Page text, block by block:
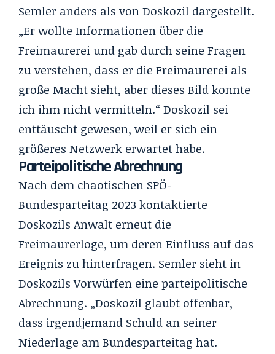
Semler anders als von Doskozil dargestellt.
„Er wollte Informationen über die
Freimaurerei und gab durch seine Fragen
zu verstehen, dass er die Freimaurerei als
große Macht sieht, aber dieses Bild konnte
ich ihm nicht vermitteln.“ Doskozil sei
enttäuscht gewesen, weil er sich ein
größeres Netzwerk erwartet habe.
Parteipolitische Abrechnung
Nach dem chaotischen SPÖ-
Bundesparteitag 2023 kontaktierte
Doskozils Anwalt erneut die
Freimaurerloge, um deren Einfluss auf das
Ereignis zu hinterfragen. Semler sieht in
Doskozils Vorwürfen eine parteipolitische
Abrechnung. „Doskozil glaubt offenbar,
dass irgendjemand Schuld an seiner
Niederlage am Bundesparteitag hat.